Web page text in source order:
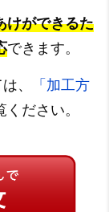
けができるた
できます。
、
「加工方
ださい。